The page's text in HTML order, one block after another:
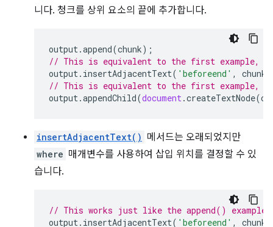
니다. 청크를 상위 요소의 끝에 추가합니다.
output.append(chunk);
// This is equivalent to the first example,
output. insertAdjacentText( 'beforeend' , chunk
// This is equivalent to the first example,
output.appendChild(document.createTextNode(
insertAdjacentText() 메서드는 오래되었지만
where 매개변수를 사용하여 삽입 위치를 결정할 수 있
습니다.
// This works just like the append()
output. insertAdjacentText( 'beforeend' , chunk